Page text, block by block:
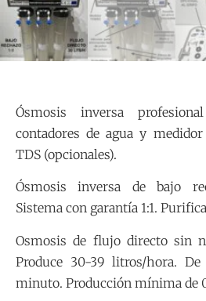
Ósmosis inversa
contadores de agua y
TDS (opcionales).
Ósmosis inversa de bajo
Sistema con garantía 1:1.
Osmosis de flujo directo sin
Produce 30-39 litros/hora.
minuto. Producción mínima de